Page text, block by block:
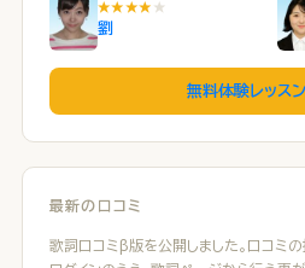
★★★★ ★
劉
無料体験レッス
最新の口コミ
歌詞口コミβ版を公開しました。口コミの